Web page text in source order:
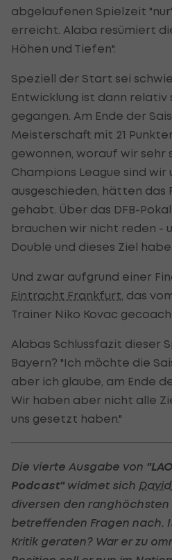
abgelaufenen Spielzeit
erreicht. Alaba resümiert
Höhen und Tiefen".
Speziell der Start sei
Entwicklung ist dann relativ
gegangen. Am Ende der
Meisterschaft mit 21
gewonnen, worauf wir sehr
Champions League sind wir
ausgeschieden, hätten das
gehabt. Über das DFB-
brauchen wir nicht reden -
Double und dieses Ziel
Und zwar aufgrund einer
Eintracht Frankfurt , das
Trainer Niko Kovac
Alabas Schlussfazit dieser
Bayern? "Ich möchte die
aber ich glaube, am Ende
Wir haben aber nicht alle
uns gesetzt haben."
Die vierte Ausgabe von
Podcast"widmet sich
diversen den
betreffenden Fragen nach.
Kritik geraten? War er zu